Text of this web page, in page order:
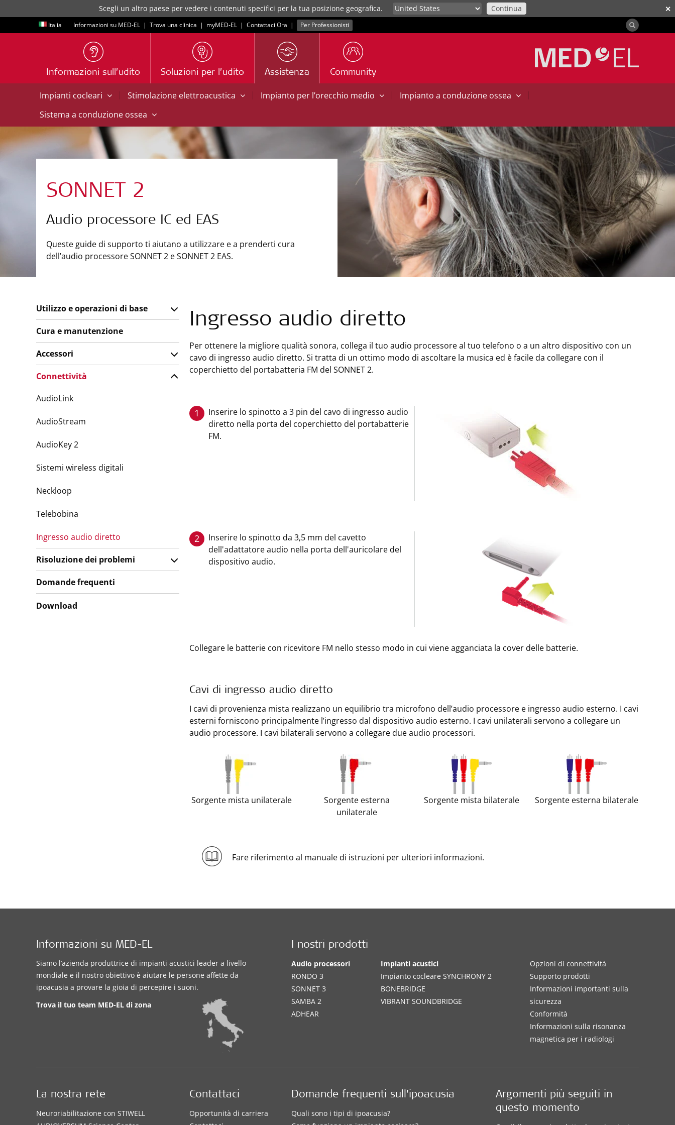
✕
Scegli un altro paese per vedere i contenuti specifici per la tua posizione geografica. Continua
Italia Informazioni su MED-EL | Trova una clinica | myMED‑EL | Contattaci Ora | Per Professionisti
Informazioni sull’udito Soluzioni per l’udito Assistenza Community
Impianti cocleari | Stimolazione elettroacustica | Impianto per l’orecchio medio | Impianto a conduzione ossea
|
Sistema a conduzione ossea
SONNET 2
Audio processore IC ed EAS
Queste guide di supporto ti aiutano a utilizzare e a prenderti cura
dell’audio processore SONNET 2 e SONNET 2 EAS.
Ingresso audio diretto
Per ottenere la migliore qualità sonora, collega il tuo audio processore al tuo telefono o a un altro dispositivo con un
cavo di ingresso audio diretto. Si tratta di un ottimo modo di ascoltare la musica ed è facile da collegare con il
coperchietto del portabatteria FM del SONNET 2.
1
Inserire lo spinotto a 3 pin del cavo di ingresso audio
diretto nella porta del coperchietto del portabatterie
FM.
2
Inserire lo spinotto da 3,5 mm del cavetto
dell'adattatore audio nella porta dell'auricolare del
dispositivo audio.
Collegare le batterie con ricevitore FM nello stesso modo in cui viene agganciata la cover delle batterie.
Cavi di ingresso audio diretto
I cavi di provenienza mista realizzano un equilibrio tra microfono dell’audio processore e ingresso audio esterno. I cavi
esterni forniscono principalmente l’ingresso dal dispositivo audio esterno. I cavi unilaterali servono a collegare un
audio processore. I cavi bilaterali servono a collegare due audio processori.
Sorgente mista unilaterale
Sorgente esterna
unilaterale
Sorgente mista bilaterale Sorgente esterna bilaterale
Fare riferimento al manuale di istruzioni per ulteriori informazioni.
Utilizzo e operazioni di base
Cura e manutenzione
Accessori
Connettività
AudioLink
AudioStream
AudioKey 2
Sistemi wireless digitali
Neckloop
Telebobina
Ingresso audio diretto
Risoluzione dei problemi
Domande frequenti
Download
Informazioni su MED-EL
Siamo l’azienda produttrice di impianti acustici leader a livello
mondiale e il nostro obiettivo è aiutare le persone affette da
ipoacusia a provare la gioia di percepire i suoni.
Trova il tuo team MED-EL di zona
I nostri prodotti
Audio processori
RONDO 3
SONNET 3
SAMBA 2
ADHEAR
Impianti acustici
Impianto cocleare SYNCHRONY 2
BONEBRIDGE
VIBRANT SOUNDBRIDGE
Opzioni di connettività
Supporto prodotti
Informazioni importanti sulla
sicurezza
Conformità
Informazioni sulla risonanza
magnetica per i radiologi
Domande frequenti sull’ipoacusia
Quali sono i tipi di ipoacusia?
Argomenti più seguiti in
questo momento
La nostra rete
Neuroriabilitazione con STIWELL
Contattaci
Opportunità di carriera